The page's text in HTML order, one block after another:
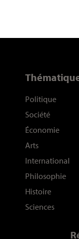
Politique
Société
Économie
Arts
International
Philosophie
Histoire
Sciences